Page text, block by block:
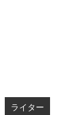
ライター